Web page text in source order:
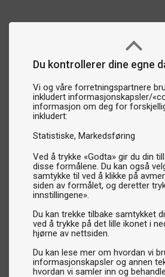
Du kontrollerer dine egne
Vi og våre forretningspartnere
inkludert informasjonskapsler/
informasjon om deg for
inkludert:
Statistiske Markedsføring
Ved å trykke «Godta» gir du din
disse formålene. Du kan også
samtykke til ved å klikke på
siden av formålet, og deretter
innstillingene».
Du kan trekke tilbake samtykket
ved å trykke på det lille ikonet i
hjørne av nettsiden.
Du kan lese mer om hvordan vi
informasjonskapsler og annen
hvordan vi samler inn og